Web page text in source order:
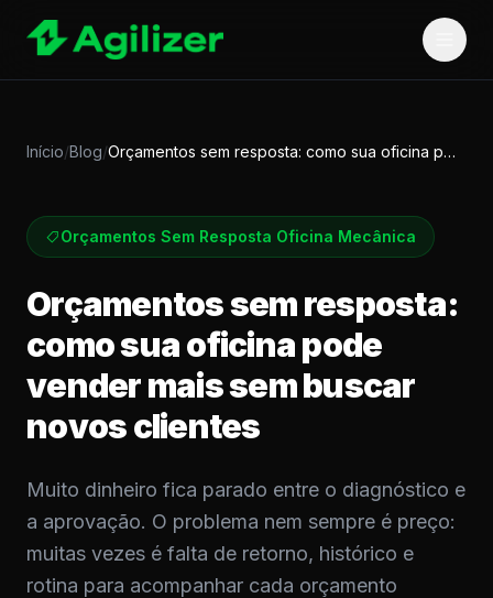
Início/Blog/ Orçamentos sem resposta: como sua oficina pode vender m…
Orçamentos Sem Resposta Oficina Mecânica
Orçamentos sem resposta:
como sua oficina pode
vender mais sem buscar
novos clientes
Muito dinheiro fica parado entre o diagnóstico e
a aprovação. O problema nem sempre é preço:
muitas vezes é falta de retorno, histórico e
rotina para acompanhar cada orçamento